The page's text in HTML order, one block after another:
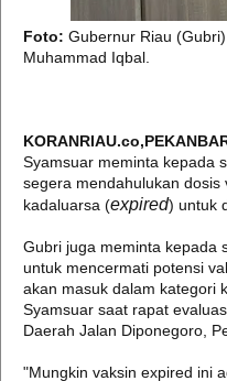
Foto: Gubernur Riau
Muhammad Iqbal.
Syamsuar meminta kepada
segera mendahulukan dosis
kadaluarsa (expired) untuk
Gubri juga meminta kepada
untuk mencermati potensi
akan masuk dalam kategori
Syamsuar saat rapat
Daerah Jalan Diponegoro,
"Mungkin vaksin expired ini